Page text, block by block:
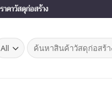
คาวัสดุก่อสร้าง
Search
for: